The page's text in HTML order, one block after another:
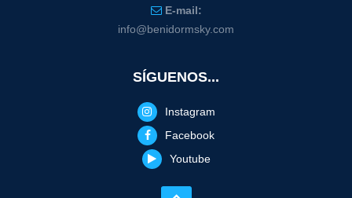
E-mail:
info@benidormsky.com
SÍGUENOS...
Instagram
Facebook
Youtube